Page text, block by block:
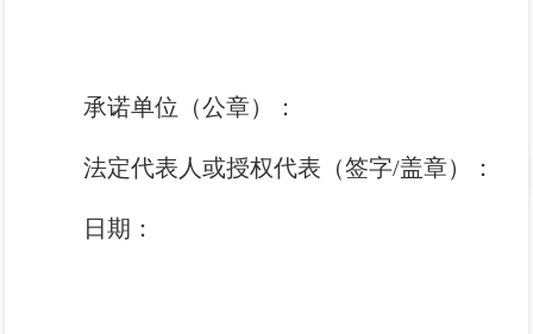
承诺单位（公章）：
法定代表人或授权代表（签字/盖章）：
日期：